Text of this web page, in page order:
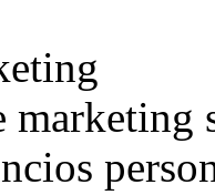
marketing